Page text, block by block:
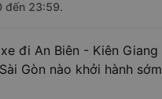
đến 23:59.
đi An Biên - Kiên Giang
Gòn nào khởi hành sớm